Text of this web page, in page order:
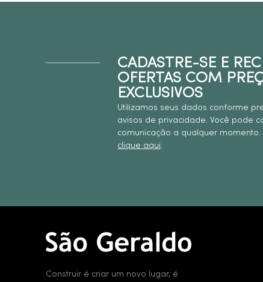
CADASTRE-SE E
OFERTAS COM
EXCLUSIVOS
Utilizamos seus dados conforme
avisos de privacidade. Você pode
comunicação a qualquer momento.
clique aqui.
Construir é criar um novo lugar, é